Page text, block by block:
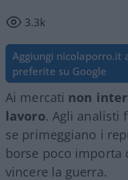
3.3k
Aggiungi nicolaporro.it
preferite su Google
Ai mercati non
lavoro. Agli analisti
se primeggiano i
borse poco importa
vincere la guerra.